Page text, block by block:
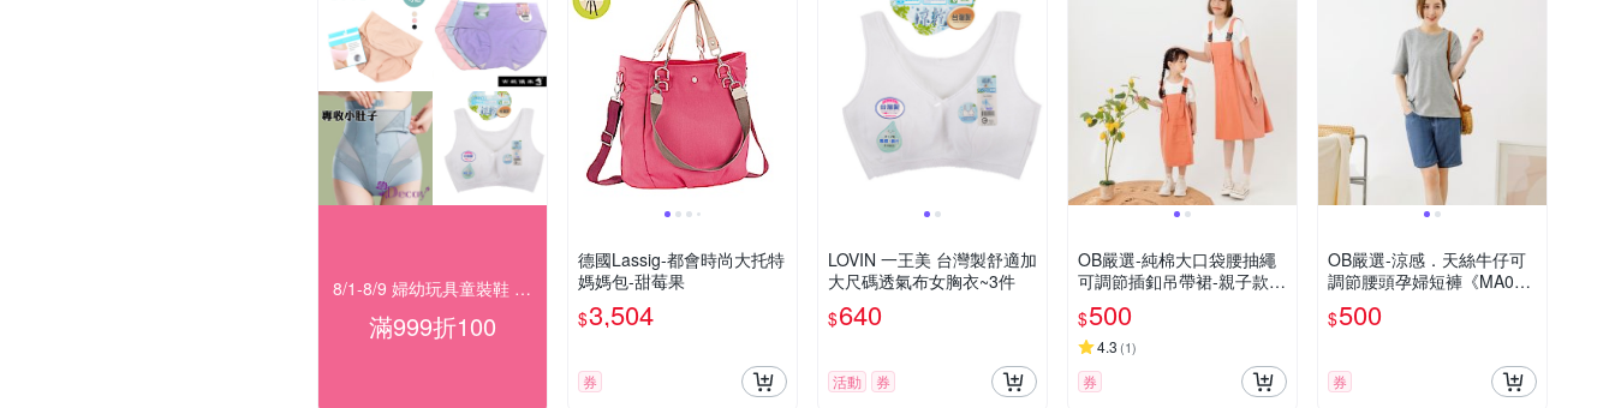
8/1-8/9 婦幼玩具童裝鞋 指定品滿999折100
滿999折100
德國Lassig-都會時尚大托特
媽媽包-甜莓果
$3,504
券
LOVIN 一王美 台灣製舒適加
大尺碼透氣布女胸衣~3件
$640
活動 券
OB嚴選-純棉大口袋腰抽繩
可調節插釦吊帶裙-親子款
(女)《DA9533-》
$500
4.3 (1)
券
OB嚴選-涼感．天絲牛仔可
調節腰頭孕婦短褲《MA059
4-》
$500
券